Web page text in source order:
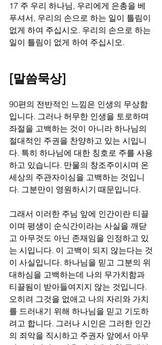
17 주 우리 하나님, 우리에게 은총을 베
푸셔서, 우리의 손으로 하는 일이 틀림이
없게 하여 주십시오. 우리의 손으로 하는
일이 틀림이 없게 하여 주십시오.
[말씀묵상]
90편의 전반적인 느낌은 인생의 무상함
입니다. 그러나 허무한 인생을 토로하며
좌절을 고백하는 것이 아니라 하나님의
절대적인 주권을 찬양하고 있는 시입니
다. 특히 하나님에 대한 칭호로 주를 사용
하고 있습니다. 만물의 창조주이시며 온
세상의 주관자이심을 고백하는 것입니
다. 그분만이 영원하시기 때문입니다.
그래서 이러한 주님 앞에 인간이란 티끌
이며 평생이 순식간이라는 사실을 깨닫
고 아무것도 아닌 존재임을 인정하고 있
는 시입니다. 이 고백이 되지 않는다는 것
이 사실입니다. 하나님을 믿고 그분의 위
대하심을 고백하는데 나의 무가치함과
티끌됨이 받아들여지지 않는 것입니다.
오히려 그것을 없애고 나의 자리와 가치
를 드러내기 위해 하나님을 믿고 기도하
려고 합니다. 그러나 시인은 그러한 인간
의 죄악을 직시하고 주권자 앞에서 아무